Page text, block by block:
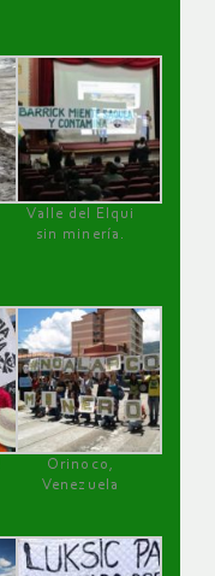
Valle del Elqui
sin minería.
Orinoco,
Venezuela